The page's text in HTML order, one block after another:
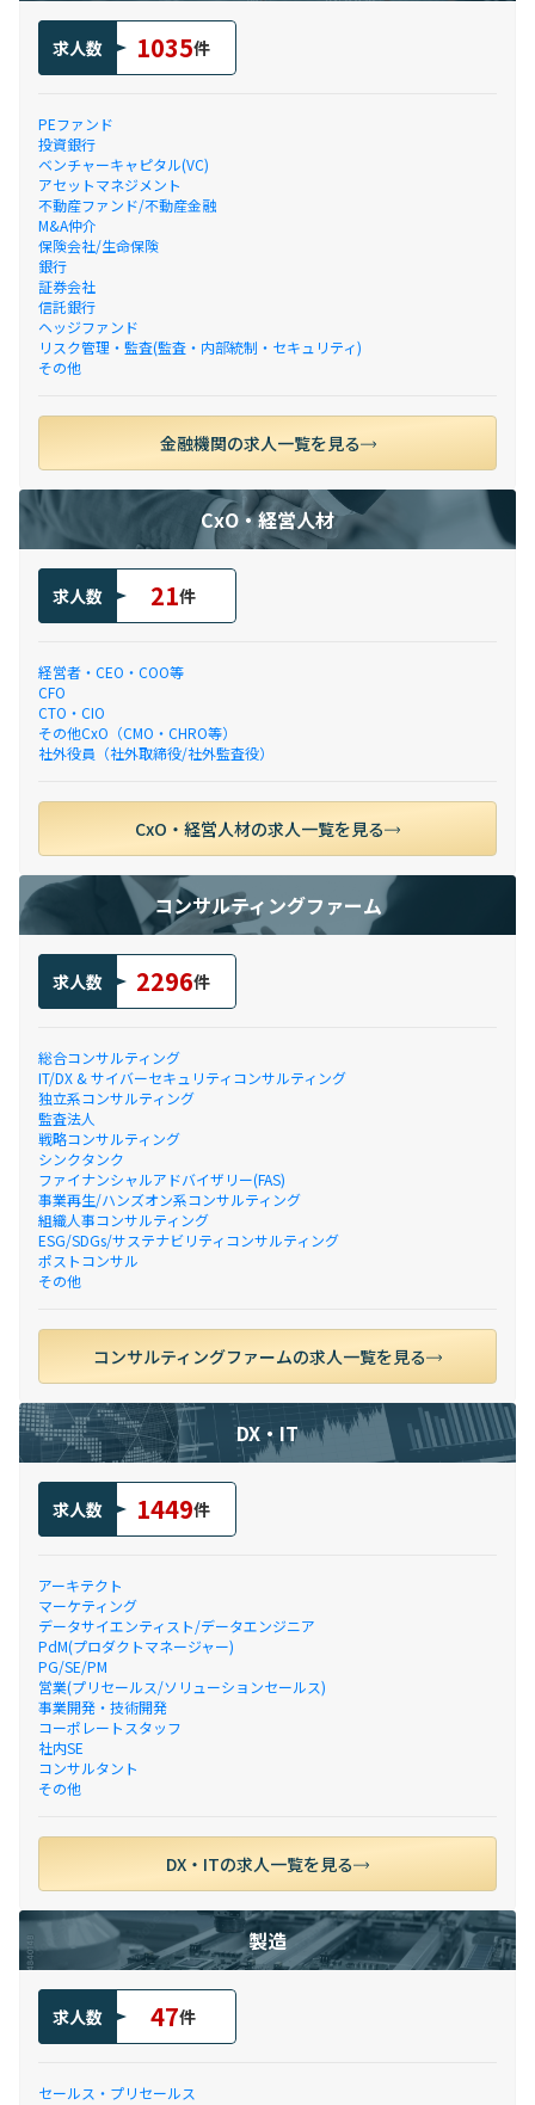
求人数 1035件
PEファンド
投資銀行
ベンチャーキャピタル(VC)
アセットマネジメント
不動産ファンド/不動産金融
M&A仲介
保険会社/生命保険
銀行
証券会社
信託銀行
ヘッジファンド
リスク管理・監査(監査・内部統制・セキュリティ)
その他
金融機関の求人一覧を見る
CxO・経営人材
求人数 21件
経営者・CEO・COO等
CFO
CTO・CIO
その他CxO（CMO・CHRO等）
社外役員（社外取締役/社外監査役）
CxO・経営人材の求人一覧を見る
コンサルティングファーム
求人数 2296件
総合コンサルティング
IT/DX & サイバーセキュリティコンサルティング
独立系コンサルティング
監査法人
戦略コンサルティング
シンクタンク
ファイナンシャルアドバイザリー(FAS)
事業再生/ハンズオン系コンサルティング
組織人事コンサルティング
ESG/SDGs/サステナビリティコンサルティング
ポストコンサル
その他
コンサルティングファームの求人一覧を見る
DX・IT
求人数 1449件
アーキテクト
マーケティング
データサイエンティスト/データエンジニア
PdM(プロダクトマネージャー)
PG/SE/PM
営業(プリセールス/ソリューションセールス)
事業開発・技術開発
コーポレートスタッフ
社内SE
コンサルタント
その他
DX・ITの求人一覧を見る
製造
求人数 47件
セールス・プリセールス